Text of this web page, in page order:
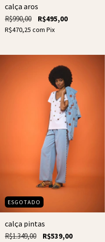
calça aros
R$990,00 R$495,00
R$470,25 com Pix
ESGOTADO
calça pintas
R$1.349,00 R$539,00